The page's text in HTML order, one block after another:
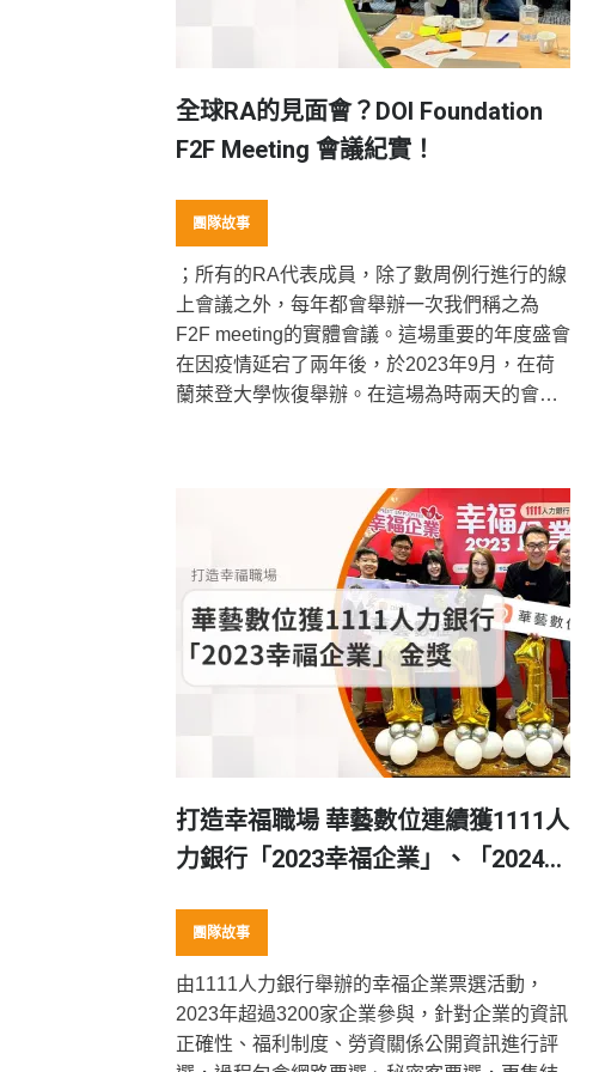
全球RA的見面會？DOI Foundation
F2F Meeting 會議紀實！
團隊故事
；所有的RA代表成員，除了數周例行進行的線
上會議之外，每年都會舉辦一次我們稱之為
F2F meeting的實體會議。這場重要的年度盛會
在因疫情延宕了兩年後，於2023年9月，在荷
蘭萊登大學恢復舉辦。在這場為時兩天的會議
接下來基金會的發展政策、也透過當面交流創
造更多跨地區跨領域的合作。
打造幸福職場 華藝數位連續獲1111人
力銀行「2023幸福企業」、「2024幸
團隊故事
由1111人力銀行舉辦的幸福企業票選活動，
2023年超過3200家企業參與，針對企業的資訊
正確性、福利制度、勞資關係公開資訊進行評